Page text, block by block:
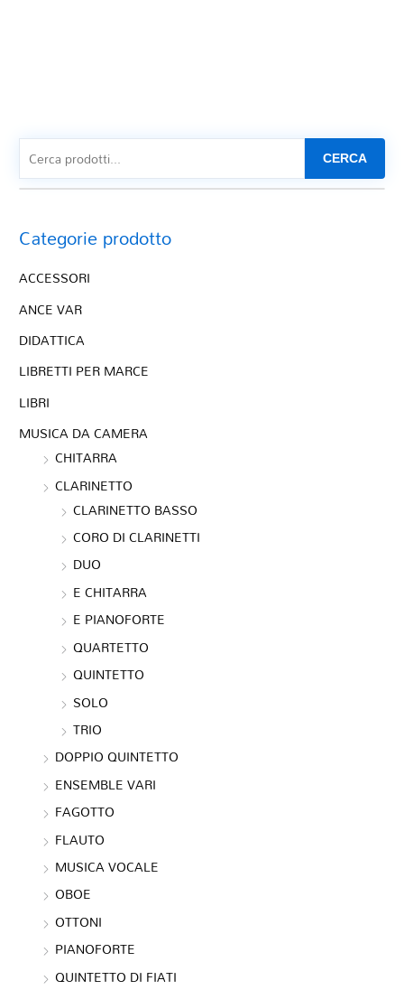
CERCA
Categorie prodotto
ACCESSORI
ANCE VAR
DIDATTICA
LIBRETTI PER MARCE
LIBRI
MUSICA DA CAMERA
CHITARRA
CLARINETTO
CLARINETTO BASSO
CORO DI CLARINETTI
DUO
E CHITARRA
E PIANOFORTE
QUARTETTO
QUINTETTO
SOLO
TRIO
DOPPIO QUINTETTO
ENSEMBLE VARI
FAGOTTO
FLAUTO
MUSICA VOCALE
OBOE
OTTONI
PIANOFORTE
QUINTETTO DI FIATI